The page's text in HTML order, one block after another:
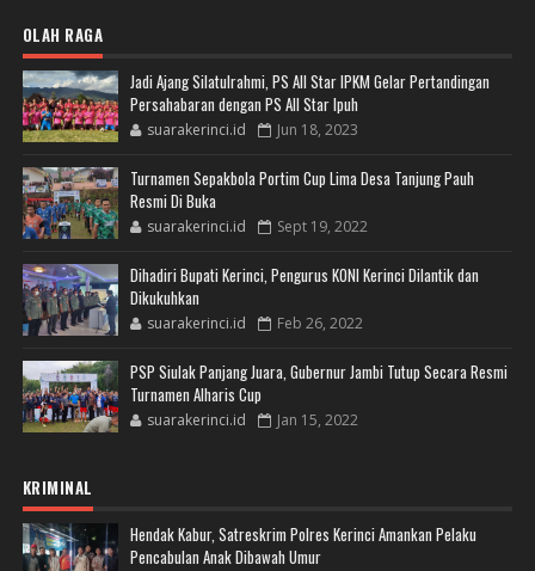
OLAH RAGA
Jadi Ajang Silatulrahmi, PS All Star IPKM Gelar Pertandingan
Persahabaran dengan PS All Star Ipuh
suarakerinci.id Jun 18, 2023
Turnamen Sepakbola Portim Cup Lima Desa Tanjung Pauh
Resmi Di Buka
suarakerinci.id Sept 19, 2022
Dihadiri Bupati Kerinci, Pengurus KONI Kerinci Dilantik dan
Dikukuhkan
suarakerinci.id Feb 26, 2022
PSP Siulak Panjang Juara, Gubernur Jambi Tutup Secara Resmi
Turnamen Alharis Cup
suarakerinci.id Jan 15, 2022
KRIMINAL
Hendak Kabur, Satreskrim Polres Kerinci Amankan Pelaku
Pencabulan Anak Dibawah Umur